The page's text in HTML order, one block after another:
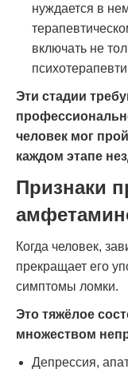
нуждается в
включать не
Эти стадии
человек мог
каждом этапе
Признаки
Когда человек,
прекращает его
симптомы ломки.
Это тяжёлое
множеством
Депрессия,